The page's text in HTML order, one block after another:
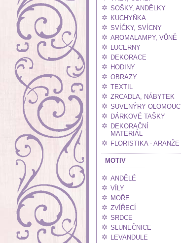
SOŠKY, ANDĚLKY
KUCHYŇKA
SVÍČKY, SVÍCNY
AROMALAMPY, VŮNĚ
LUCERNY
DEKORACE
HODINY
OBRAZY
TEXTIL
ZRCADLA, NÁBYTEK
SUVENÝRY OLOMOUC
DÁRKOVÉ TAŠKY
DEKORAČNÍ
MATERIÁL
FLORISTIKA - ARANŽE
MOTIV
ANDĚLÉ
VÍLY
MOŘE
ZVÍŘECÍ
SRDCE
SLUNEČNICE
LEVANDULE